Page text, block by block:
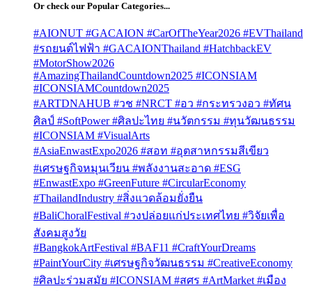
Or check our Popular Categories...
#AIONUT #GACAION #CarOfTheYear2026 #EVThailand
#รถยนต์ไฟฟ้า #GACAIONThailand #HatchbackEV
#MotorShow2026
#AmazingThailandCountdown2025 #ICONSIAM
#ICONSIAMCountdown2025
#ARTDNAHUB #วช #NRCT #อว #กระทรวงอว #ทัศน
ศิลป์ #SoftPower #ศิลปะไทย #นวัตกรรม #ทุนวัฒนธรรม
#ICONSIAM #VisualArts
#AsiaEnwastExpo2026 #สอท #อุตสาหกรรมสีเขียว
#เศรษฐกิจหมุนเวียน #พลังงานสะอาด #ESG
#EnwastExpo #GreenFuture #CircularEconomy
#ThailandIndustry #สิ่งแวดล้อมยั่งยืน
#BaliChoralFestival #วงปล่อยแก่ประเทศไทย #วิจัยเพื่อ
สังคมสูงวัย
#BangkokArtFestival #BAF11 #CraftYourDreams
#PaintYourCity #เศรษฐกิจวัฒนธรรม #CreativeEconomy
#ศิลปะร่วมสมัย #ICONSIAM #สศร #ArtMarket #เมือง